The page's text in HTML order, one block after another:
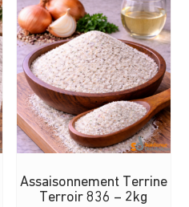
Assaisonnement Terrine
Terroir 836 – 2kg